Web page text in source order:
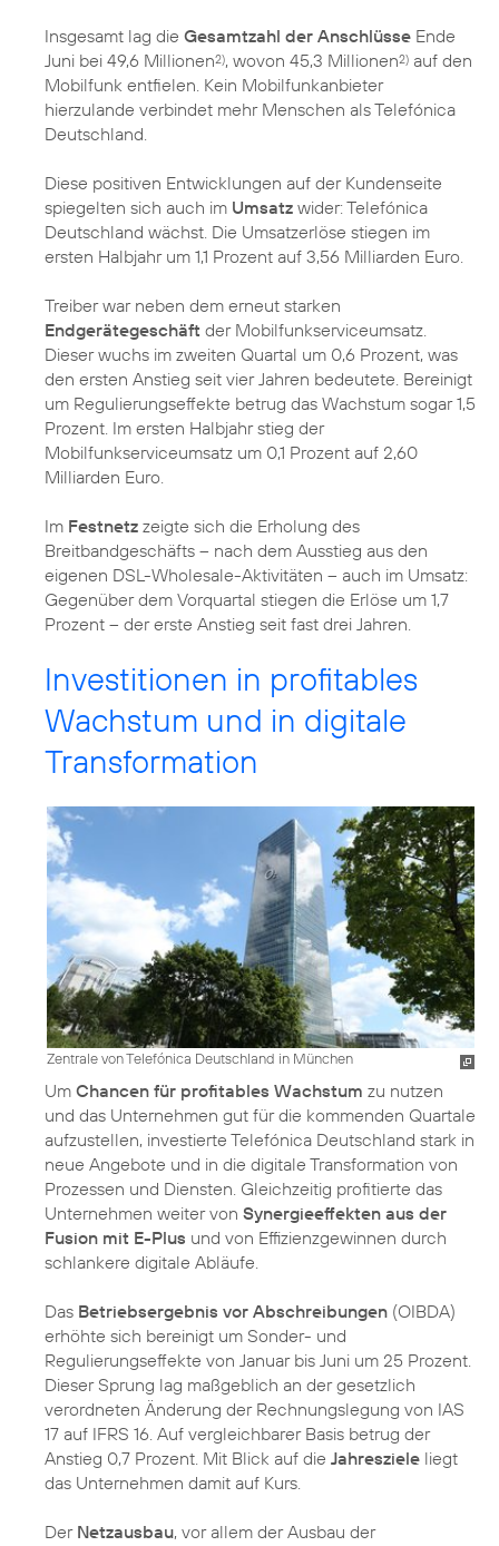
Insgesamt lag die Gesamtzahl der Anschlüsse Ende
Juni bei 49,6 Millionen2), wovon 45,3 Millionen2) auf den
Mobilfunk entfielen. Kein Mobilfunkanbieter
hierzulande verbindet mehr Menschen als Telefónica
Deutschland.
Diese positiven Entwicklungen auf der Kundenseite
spiegelten sich auch im Umsatz wider: Telefónica
Deutschland wächst. Die Umsatzerlöse stiegen im
ersten Halbjahr um 1,1 Prozent auf 3,56 Milliarden Euro.
Treiber war neben dem erneut starken
Endgerätegeschäft der Mobilfunkserviceumsatz.
Dieser wuchs im zweiten Quartal um 0,6 Prozent, was
den ersten Anstieg seit vier Jahren bedeutete. Bereinigt
um Regulierungseffekte betrug das Wachstum sogar 1,5
Prozent. Im ersten Halbjahr stieg der
Mobilfunkserviceumsatz um 0,1 Prozent auf 2,60
Milliarden Euro.
Im Festnetz zeigte sich die Erholung des
Breitbandgeschäfts – nach dem Ausstieg aus den
eigenen DSL-Wholesale-Aktivitäten – auch im Umsatz:
Gegenüber dem Vorquartal stiegen die Erlöse um 1,7
Prozent – der erste Anstieg seit fast drei Jahren.
Investitionen in profitables
Wachstum und in digitale
Transformation
Zentrale von Telefónica Deutschland in München
Um Chancen für profitables Wachstum zu nutzen
und das Unternehmen gut für die kommenden Quartale
aufzustellen, investierte Telefónica Deutschland stark in
neue Angebote und in die digitale Transformation von
Prozessen und Diensten. Gleichzeitig profitierte das
Unternehmen weiter von Synergieeffekten aus der
Fusion mit E-Plus und von Effizienzgewinnen durch
schlankere digitale Abläufe.
Das Betriebsergebnis vor Abschreibungen (OIBDA)
erhöhte sich bereinigt um Sonder- und
Regulierungseffekte von Januar bis Juni um 25 Prozent.
Dieser Sprung lag maßgeblich an der gesetzlich
verordneten Änderung der Rechnungslegung von IAS
17 auf IFRS 16. Auf vergleichbarer Basis betrug der
Anstieg 0,7 Prozent. Mit Blick auf die Jahresziele liegt
das Unternehmen damit auf Kurs.
DerNetzausbau, vor allem der Ausbau der